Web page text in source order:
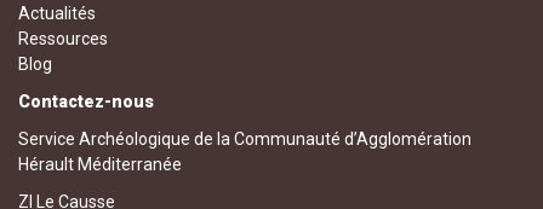
Actualités
Ressources
Blog
Contactez-nous
Service Archéologique de la Communauté d’Agglomération
Hérault Méditerranée
ZI Le Causse